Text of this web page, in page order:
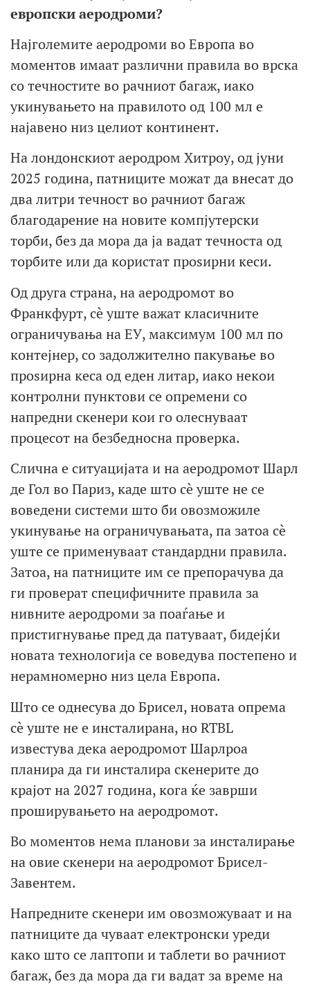
европски аеродроми?
Најголемите аеродроми во Европа во
моментов имаат различни правила во врска
со течностите во рачниот багаж, иако
укинувањето на правилото од 100 мл е
најавено низ целиот континент.
На лондонскиот аеродром Хитроу, од јуни
2025 година, патниците можат да внесат до
два литри течност во рачниот багаж
благодарение на новите компјутерски
торби, без да мора да ја вадат течноста од
торбите или да користат проѕирни кеси.
Од друга страна, на аеродромот во
Франкфурт, сè уште важат класичните
ограничувања на ЕУ, максимум 100 мл по
контејнер, со задолжително пакување во
проѕирна кеса од еден литар, иако некои
контролни пунктови се опремени со
напредни скенери кои го олеснуваат
процесот на безбедносна проверка.
Слична е ситуацијата и на аеродромот Шарл
де Гол во Париз, каде што сè уште не се
воведени системи што би овозможиле
укинување на ограничувањата, па затоа сè
уште се применуваат стандардни правила.
Затоа, на патниците им се препорачува да
ги проверат специфичните правила за
нивните аеродроми за поаѓање и
пристигнување пред да патуваат, бидејќи
новата технологија се воведува постепено и
нерамномерно низ цела Европа.
Што се однесува до Брисел, новата опрема
сè уште не е инсталирана, но RTBL
известува дека аеродромот Шарлроа
планира да ги инсталира скенерите до
крајот на 2027 година, кога ќе заврши
проширувањето на аеродромот.
Во моментов нема планови за инсталирање
на овие скенери на аеродромот Брисел-
Завентем.
Напредните скенери им овозможуваат и на
патниците да чуваат електронски уреди
како што се лаптопи и таблети во рачниот
багаж, без да мора да ги вадат за време на